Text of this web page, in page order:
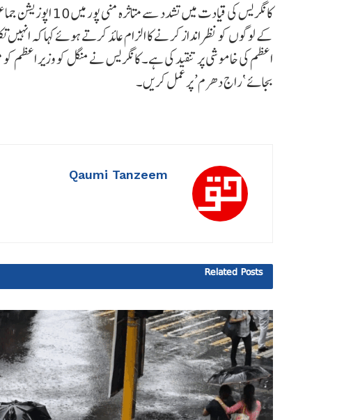
کانگریس کی قیادت
کے لوگوں کو نظر انداز کرنے کا الزام عائد کرتے ہوئے کہا کہ
اعظم کی خاموشی پر تنقید کی ہے۔ کانگریس نے منگل کو وزیر اعظم کو
بجائے ‘راج دھرم’ پر عمل کریں۔
Qaumi Tanzeem
Related Posts